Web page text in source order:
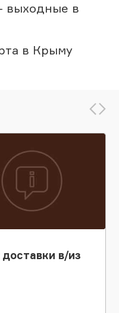
- выходные в
в Крыму
в/из